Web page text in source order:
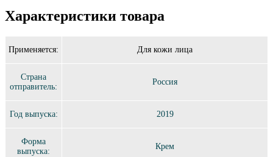
Характеристики товара
Применяется: Для кожи лица
Страна
отправитель:
Россия
Год выпуска: 2019
Форма
выпуска:
Крем